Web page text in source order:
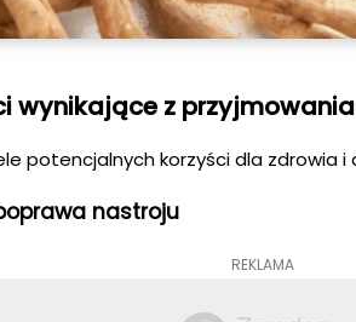
wynikające z
potencjalnych korzyści dla zdrowia
nastroju
REKLAMA